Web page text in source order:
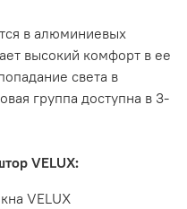
в алюминиевых
высокий комфорт в ее
света в
группа доступна в 3-
VELUX:
VELUX